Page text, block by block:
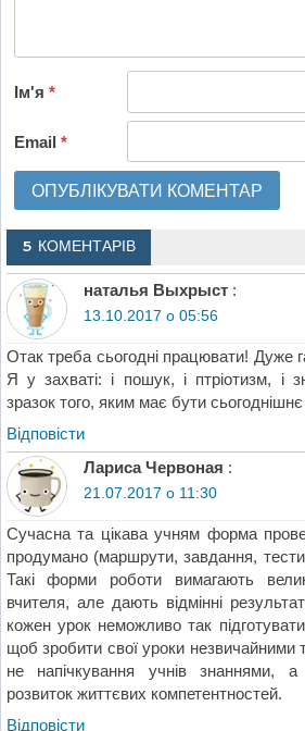
Ім'я*
Email*
5 КОМЕНТАРІВ
наталья Выхрыст :
13.10.2017 о 05:56
Отак треба сьогодні працювати! Дуже
Я у захваті: і пошук, і птріотизм, і
зразок того, яким має бути
Відповіcти
Лариса Червоная :
21.07.2017 о 11:30
Сучасна та цікава учням форма
продумано (маршрути, завдання,
Такі форми роботи вимагають
вчителя, але дають відмінні
кожен урок неможливо так
щоб зробити свої уроки незвичайними
не напічкування учнів знаннями,
розвиток життєвих компетентностей.
Відповіcти